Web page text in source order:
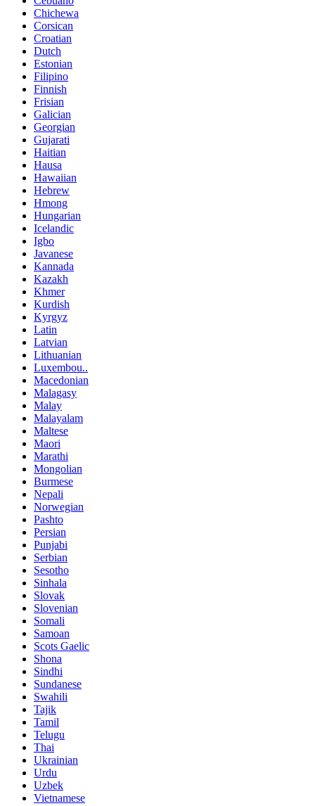
Chichewa
Corsican
Croatian
Dutch
Estonian
Filipino
Finnish
Frisian
Galician
Georgian
Gujarati
Haitian
Hausa
Hawaiian
Hebrew
Hmong
Hungarian
Icelandic
Igbo
Javanese
Kannada
Kazakh
Khmer
Kurdish
Kyrgyz
Latin
Latvian
Lithuanian
Luxembou..
Macedonian
Malagasy
Malay
Malayalam
Maltese
Maori
Marathi
Mongolian
Burmese
Nepali
Norwegian
Pashto
Persian
Punjabi
Serbian
Sesotho
Sinhala
Slovak
Slovenian
Somali
Samoan
Scots Gaelic
Shona
Sindhi
Sundanese
Swahili
Tajik
Tamil
Telugu
Thai
Ukrainian
Urdu
Uzbek
Vietnamese